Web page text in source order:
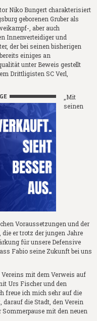
Niko Bungert charakterisiert
geborenen Gruber als
, aber auch
Innenverteidiger und
der bei seinen bisherigen
einiges an
unter Beweis gestellt
Drittligisten SC Verl,
„Mit
seinen
Voraussetzungen und der
die er trotz der jungen Jahre
für unsere Defensive
Fabio seine Zukunft bei uns
mit dem Verweis auf
Urs Fischer und den
freue ich mich sehr auf die
darauf die Stadt, den Verein
mit den neuen